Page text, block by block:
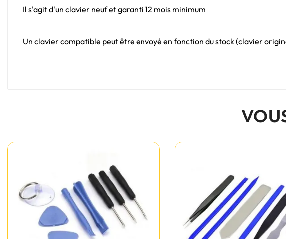
Il s'agit d'un clavier neuf et garanti 12 mois minimum
Un clavier compatible peut être envoyé en fonction du stock (clavier